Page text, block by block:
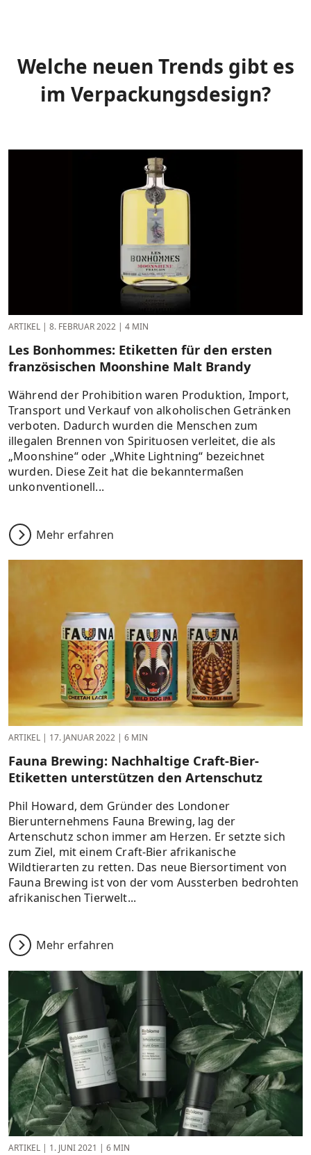
Welche neuen Trends gibt es
im Verpackungsdesign?
ARTIKEL | 8. FEBRUAR 2022 | 4 MIN
Les Bonhommes: Etiketten für den ersten
französischen Moonshine Malt Brandy
Während der Prohibition waren Produktion, Import,
Transport und Verkauf von alkoholischen Getränken
verboten. Dadurch wurden die Menschen zum
illegalen Brennen von Spirituosen verleitet, die als
„Moonshine“ oder „White Lightning“ bezeichnet
wurden. Diese Zeit hat die bekanntermaßen
unkonventionell...
Mehr erfahren
ARTIKEL | 17. JANUAR 2022 | 6 MIN
Fauna Brewing: Nachhaltige Craft-Bier-
Etiketten unterstützen den Artenschutz
Phil Howard, dem Gründer des Londoner
Bierunternehmens Fauna Brewing, lag der
Artenschutz schon immer am Herzen. Er setzte sich
zum Ziel, mit einem Craft-Bier afrikanische
Wildtierarten zu retten. Das neue Biersortiment von
Fauna Brewing ist von der vom Aussterben bedrohten
afrikanischen Tierwelt...
Mehr erfahren
ARTIKEL | 1. JUNI 2021 | 6 MIN